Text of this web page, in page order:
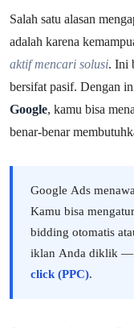
Salah satu alasan
adalah karena
aktif mencari solusi. Ini
bersifat pasif. Dengan
Google, kamu bisa
benar-benar
Google Ads
Kamu bisa
bidding otomatis
iklan Anda diklik —
click (PPC).